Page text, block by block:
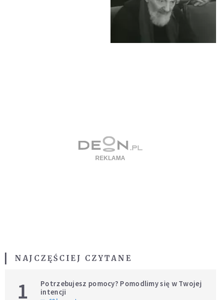
NAJCZĘŚCIEJ CZYTANE
1
Potrzebujesz pomocy? Pomodlimy się w Twojej
intencji